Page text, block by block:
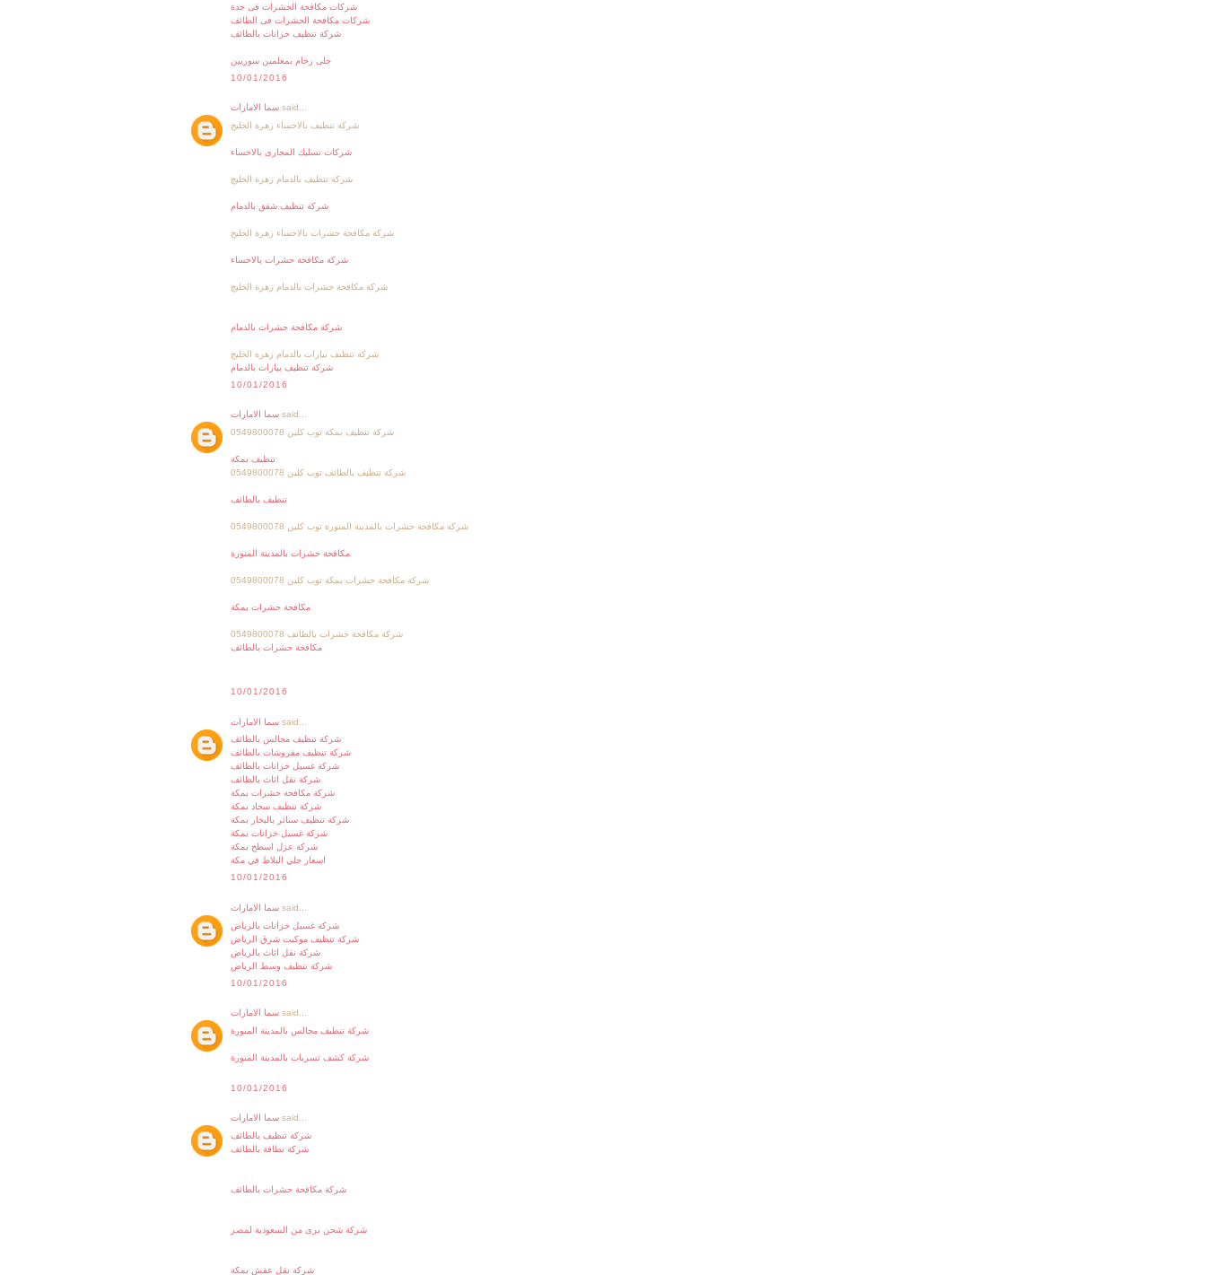
شركات مكافحة الحشرات فى جدة
شركات مكافحة الحشرات فى الطائف
شركة تنظيف خزانات بالطائف
جلى رخام بمعلمين سوريين
10/01/2016
سما الامارات said...
شركة تنظيف بالاحساء زهرة الخليج
شركات تسليك المجارى بالاحساء
شركة تنظيف بالدمام زهرة الخليج
شركة تنظيف شقق بالدمام
شركة مكافحة حشرات بالاحساء زهرة الخليج
شركة مكافحة حشرات بالاحساء
شركة مكافحة حشرات بالدمام زهرة الخليج
شركة مكافحة حشرات بالدمام
شركة تنظيف بيارات بالدمام زهرة الخليج
شركة تنظيف بيارات بالدمام
10/01/2016
سما الامارات said...
شركة تنظيف بمكة توب كلين 0549800078
تنظيف بمكة
شركة تنظيف بالطائف توب كلين 0549800078
تنظيف بالطائف
شركة مكافحة حشرات بالمدينة المنورة توب كلين 0549800078
مكافحة حشرات بالمدينة المنورة
شركة مكافحة حشرات بمكة توب كلين 0549800078
مكافحة حشرات بمكة
شركة مكافحة حشرات بالطائف 0549800078
مكافحة حشرات بالطائف
10/01/2016
سما الامارات said...
شركة تنظيف مجالس بالطائف
شركة تنظيف مفروشات بالطائف
شركة غسيل خزانات بالطائف
شركة نقل اثاث بالطائف
شركة مكافحة حشرات بمكة
شركة تنظيف سجاد بمكة
شركة تنظيف ستائر بالبخار بمكة
شركة غسيل خزانات بمكة
شركة عزل اسطح بمكة
اسعار جلي البلاط في مكة
10/01/2016
سما الامارات said...
شركة غسيل خزانات بالرياض
شركة تنظيف موكيت شرق الرياض
شركة نقل اثاث بالرياض
شركة تنظيف وسط الرياض
10/01/2016
سما الامارات said...
شركة تنظيف مجالس بالمدينة المنورة
شركة كشف تسربات بالمدينة المنورة
10/01/2016
سما الامارات said...
شركة تنظيف بالطائف
شركة نظافة بالطائف
شركة مكافحة حشرات بالطائف
شركة شحن برى من السعودية لمصر
شركة نقل عفش بمكة